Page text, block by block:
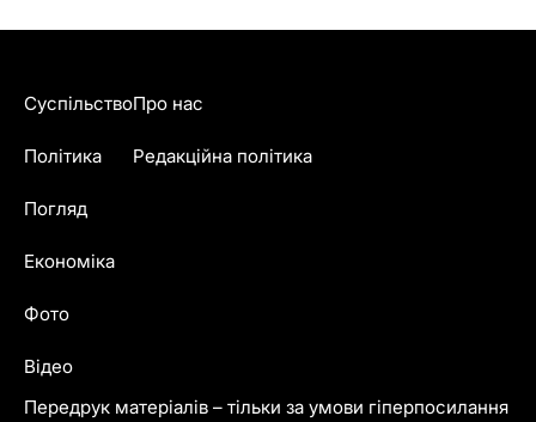
Передрук матеріалів – тільки за умови гіперпосилання
Суспільство
Політика
Погляд
Економіка
Фото
Відео
Про нас
Редакційна політика